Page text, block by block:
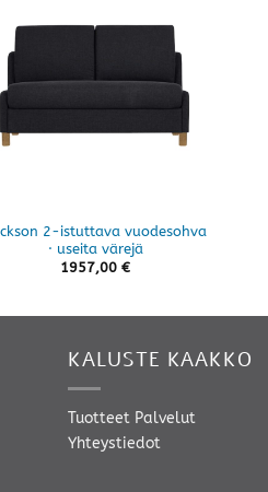
2-istuttava vuodesohva
· useita värejä
1957,00 €
KALUSTE KAAKKO
Tuotteet Palvelut
Yhteystiedot